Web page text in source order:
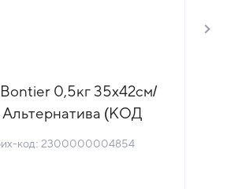
0,5кг 35х42см/
Альтернатива (КОД
код: 2300000004854